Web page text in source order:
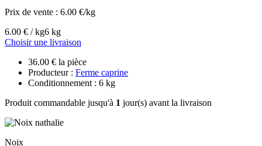
Prix de vente : 6.00 €/kg
6.00 € / kg6 kg
Choisir une livraison
36.00 € la pièce
Producteur : Ferme caprine
Conditionnement : 6 kg
Produit commandable jusqu'à 1 jour(s) avant la livraison
Noix